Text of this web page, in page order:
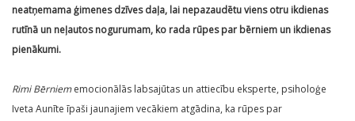
neatņemama ģimenes dzīves daļa, lai nepazaudētu viens otru ikdienas
rutīnā un neļautos nogurumam, ko rada rūpes par bērniem un ikdienas
pienākumi.
Rimi Bērniememocionālās labsajūtas un attiecību eksperte, psiholoģe
Iveta Aunīte īpaši jaunajiem vecākiem atgādina, ka rūpes par